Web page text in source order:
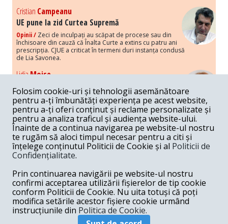
Cristian Campeanu
UE pune la zid Curtea Supremă
Opinii / Zeci de inculpați au scăpat de procese sau din
închisoare din cauză că Înalta Curte a extins cu patru ani
prescripția. CJUE a criticat în termeni duri instanța condusă
de Lia Savonea.
LidiaMoise
Costurile economice ale haosului politic
Opinii / Economia nu poate rezista cu retorica falsă a
susținerii intereselor poporului, care, de fapt, ascunde
obsesia menținerii privilegiilor și a averilor unor caste.
Melania Cincea
Noi puseuri de xenofobie din partea românilor
„neaoși”
Periodic, în spațiul public sunt voci care lansează
mesaje xenofobe la adresa câte unui politician care deranjează un
anumit grup politico-mediatic, într-un anumit moment.
ArmandGosu
Unirea cu Moldova: modele istorice
Unirea cu Moldova depinde de intensitatea
Folosim cookie-uri și tehnologii asemănătoare
pentru a-ți îmbunătăți experiența pe acest website,
pentru a-ți oferi conținut și reclame personalizate și
pentru a analiza traficul și audiența website-ului.
Înainte de a continua navigarea pe website-ul nostru
te rugăm să aloci timpul necesar pentru a citi și
înțelege conținutul Politicii de Cookie și al Politicii de
Confidențialitate.
Prin continuarea navigării pe website-ul nostru
confirmi acceptarea utilizării fișierelor de tip cookie
conform Politicii de Cookie. Nu uita totuși că poți
modifica setările acestor fișiere cookie urmând
instrucțiunile din Politica de Cookie.